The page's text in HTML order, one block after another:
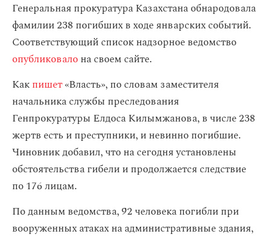
Генеральная прокуратура Казахстана обнародовала
фамилии 238 погибших в ходе январских событий.
Соответствующий список надзорное ведомство
опубликовалона своем сайте.
Какпишет«Власть», по словам заместителя
начальника службы преследования
Генпрокуратуры Елдоса Килымжанова, в числе 238
жертв есть и преступники, и невинно погибшие.
Чиновник добавил, что на сегодня установлены
обстоятельства гибели и продолжается следствие
по 176 лицам.
По данным ведомства, 92 человека погибли при
вооруженных атаках на административные здания,